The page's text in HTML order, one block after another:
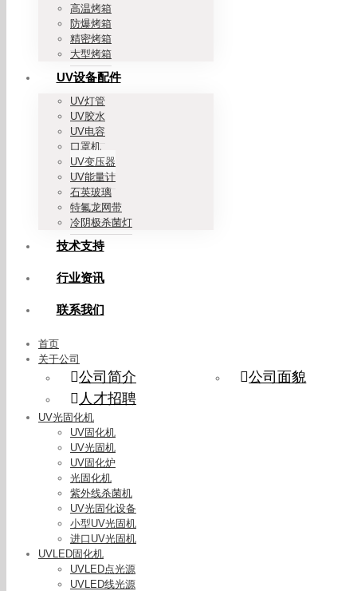
高温烤箱
防爆烤箱
精密烤箱
大型烤箱
UV设备配件
UV灯管
UV胶水
UV电容
口罩机
UV变压器
UV能量计
石英玻璃
特氟龙网带
冷阴极杀菌灯
技术支持
行业资讯
联系我们
首页
关于公司
公司简介
公司面貌
人才招聘
UV光固化机
UV固化机
UV光固机
UV固化炉
光固化机
紫外线杀菌机
UV光固化设备
小型UV光固机
进口UV光固机
UVLED固化机
UVLED点光源
UVLED线光源